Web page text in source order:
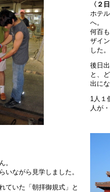
〈２
ホテ
へ。
何百
ザイ
した。
後日
と、
出に
1人１
人が
。
いながら見学しました。
ていた「朝拝御規式」と